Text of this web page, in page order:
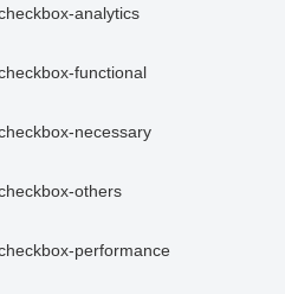
analytics
functional
necessary
others
performance